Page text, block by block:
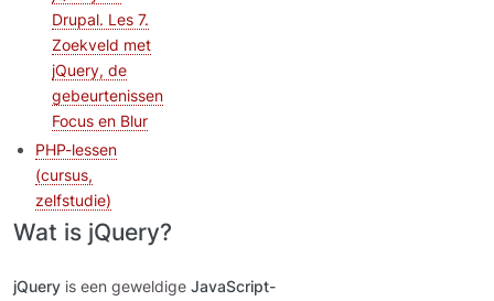
Drupal. Les 7.
Zoekveld met
jQuery, de
gebeurtenissen
Focus en Blur
PHP-lessen
(cursus,
zelfstudie)
Wat is jQuery?
jQuery is een geweldige JavaScript-